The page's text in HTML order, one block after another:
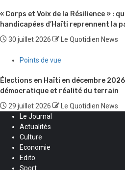
« Corps et Voix de la Résilience » :
handicapées d’Haïti reprennent la
30 juillet 2026 Le Quotidien News
Points de vue
Élections en Haïti en décembre
démocratique et réalité du terrain
29 juillet 2026
Le Quotidien News
Le Journal
Actualités
Culture
Economie
Edito
Sport